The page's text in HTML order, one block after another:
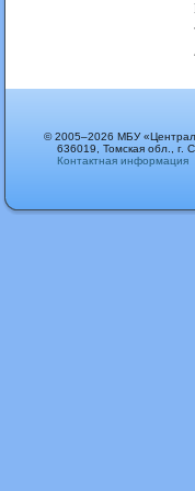
© 2005–2026 МБУ
636019, Томская обл., г.
Контактная информация